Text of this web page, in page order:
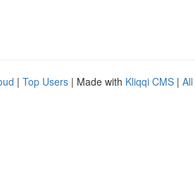
| Top Users | Made with Kliqqi CMS |